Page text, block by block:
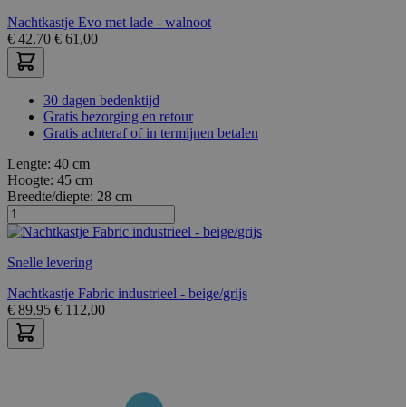
Nachtkastje Evo met lade - walnoot
€ 42,70 € 61,00
30 dagen bedenktijd
Gratis bezorging en retour
Gratis achteraf of in termijnen betalen
Lengte: 40 cm
Hoogte: 45 cm
Breedte/diepte: 28 cm
Snelle levering
Nachtkastje Fabric industrieel - beige/grijs
€ 89,95 € 112,00